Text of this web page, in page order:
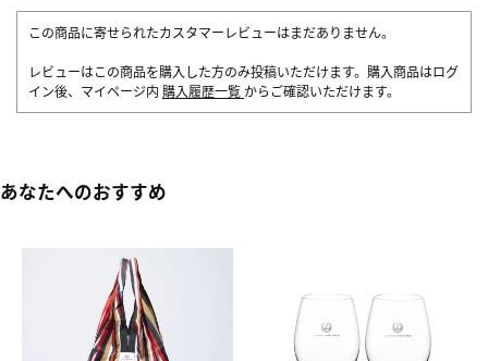
この商品に寄せられたカスタマーレビューはまだありません。
レビューはこの商品を購入した方のみ投稿いただけます。購入商品はログ
イン後、マイページ内 購入履歴一覧 からご確認いただけます。
あなたへのおすすめ